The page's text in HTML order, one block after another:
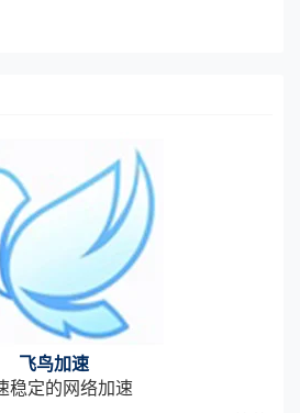
飞鸟加速
稳定的网络加速